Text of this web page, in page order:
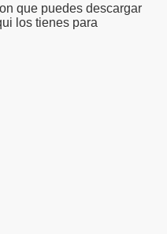
que puedes descargar
los tienes para